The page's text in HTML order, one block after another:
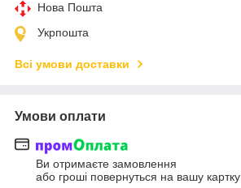
Нова Пошта
Укрпошта
Всі умови доставки
Умови оплати
Ви отримаєте замовлення
або гроші повернуться на вашу картку